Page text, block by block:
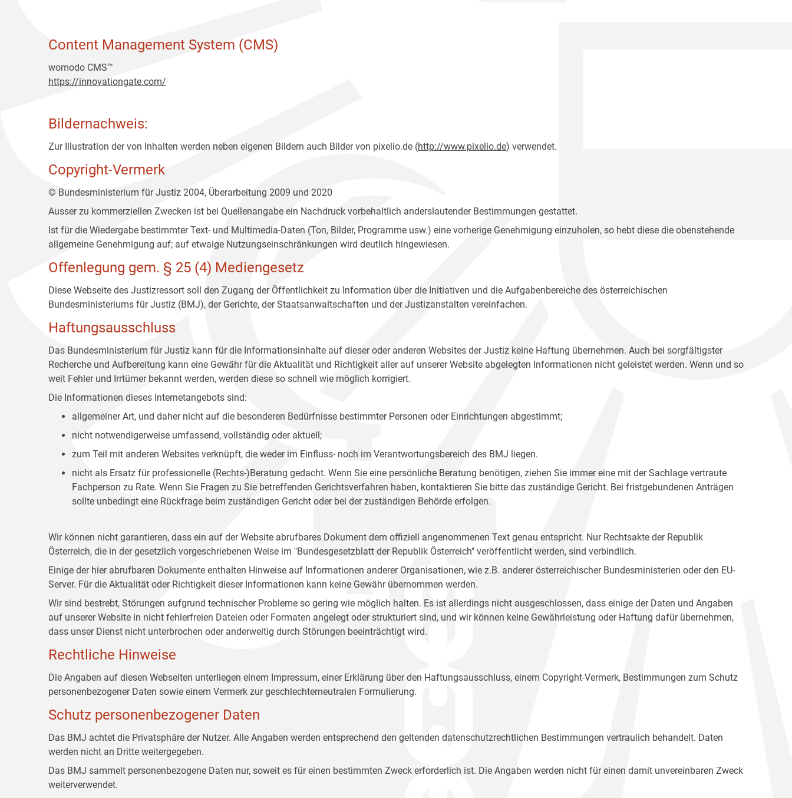
Content Management System (CMS)
womodo CMS™
https://innovationgate.com/
Bildernachweis:
Zur Illustration der von Inhalten werden neben eigenen Bildern auch Bilder von pixelio.de (http://www.pixelio.de) verwendet.
Copyright-Vermerk
© Bundesministerium für Justiz 2004, Überarbeitung 2009 und 2020
Ausser zu kommerziellen Zwecken ist bei Quellenangabe ein Nachdruck vorbehaltlich anderslautender Bestimmungen gestattet.
Ist für die Wiedergabe bestimmter Text- und Multimedia-Daten (Ton, Bilder, Programme usw.) eine vorherige Genehmigung einzuholen, so hebt diese die obenstehende
allgemeine Genehmigung auf; auf etwaige Nutzungseinschränkungen wird deutlich hingewiesen.
Offenlegung gem. § 25 (4) Mediengesetz
Diese Webseite des Justizressort soll den Zugang der Öffentlichkeit zu Information über die Initiativen und die Aufgabenbereiche des österreichischen
Bundesministeriums für Justiz (BMJ), der Gerichte, der Staatsanwaltschaften und der Justizanstalten vereinfachen.
Haftungsausschluss
Das Bundesministerium für Justiz kann für die Informationsinhalte auf dieser oder anderen Websites der Justiz keine Haftung übernehmen. Auch bei sorgfältigster
Recherche und Aufbereitung kann eine Gewähr für die Aktualität und Richtigkeit aller auf unserer Website abgelegten Informationen nicht geleistet werden. Wenn und so
weit Fehler und Irrtümer bekannt werden, werden diese so schnell wie möglich korrigiert.
Die Informationen dieses Internetangebots sind:
allgemeiner Art, und daher nicht auf die besonderen Bedürfnisse bestimmter Personen oder Einrichtungen abgestimmt;
nicht notwendigerweise umfassend, vollständig oder aktuell;
zum Teil mit anderen Websites verknüpft, die weder im Einfluss- noch im Verantwortungsbereich des BMJ liegen.
nicht als Ersatz für professionelle (Rechts-)Beratung gedacht. Wenn Sie eine persönliche Beratung benötigen, ziehen Sie immer eine mit der Sachlage vertraute
Fachperson zu Rate. Wenn Sie Fragen zu Sie betreffenden Gerichtsverfahren haben, kontaktieren Sie bitte das zuständige Gericht. Bei fristgebundenen Anträgen
sollte unbedingt eine Rückfrage beim zuständigen Gericht oder bei der zuständigen Behörde erfolgen.
Wir können nicht garantieren, dass ein auf der Website abrufbares Dokument dem offiziell angenommenen Text genau entspricht. Nur Rechtsakte der Republik
Österreich, die in der gesetzlich vorgeschriebenen Weise im "Bundesgesetzblatt der Republik Österreich" veröffentlicht werden, sind verbindlich.
Einige der hier abrufbaren Dokumente enthalten Hinweise auf Informationen anderer Organisationen, wie z.B. anderer österreichischer Bundesministerien oder den EU-
Server. Für die Aktualität oder Richtigkeit dieser Informationen kann keine Gewähr übernommen werden.
Wir sind bestrebt, Störungen aufgrund technischer Probleme so gering wie möglich halten. Es ist allerdings nicht ausgeschlossen, dass einige der Daten und Angaben
auf unserer Website in nicht fehlerfreien Dateien oder Formaten angelegt oder strukturiert sind, und wir können keine Gewährleistung oder Haftung dafür übernehmen,
dass unser Dienst nicht unterbrochen oder anderweitig durch Störungen beeinträchtigt wird.
Rechtliche Hinweise
Die Angaben auf diesen Webseiten unterliegen einem Impressum, einer Erklärung über den Haftungsausschluss, einem Copyright-Vermerk, Bestimmungen zum Schutz
personenbezogener Daten sowie einem Vermerk zur geschlechterneutralen Formulierung.
Schutz personenbezogener Daten
Das BMJ achtet die Privatsphäre der Nutzer. Alle Angaben werden entsprechend den geltenden datenschutzrechtlichen Bestimmungen vertraulich behandelt. Daten
werden nicht an Dritte weitergegeben.
Das BMJ sammelt personenbezogene Daten nur, soweit es für einen bestimmten Zweck erforderlich ist. Die Angaben werden nicht für einen damit unvereinbaren Zweck
weiterverwendet.